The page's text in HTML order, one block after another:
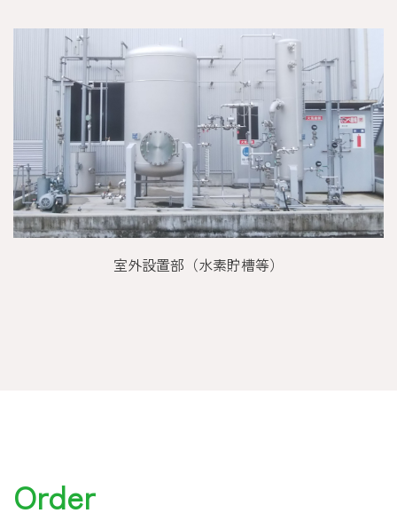
室外設置部（水素貯槽等）
Order